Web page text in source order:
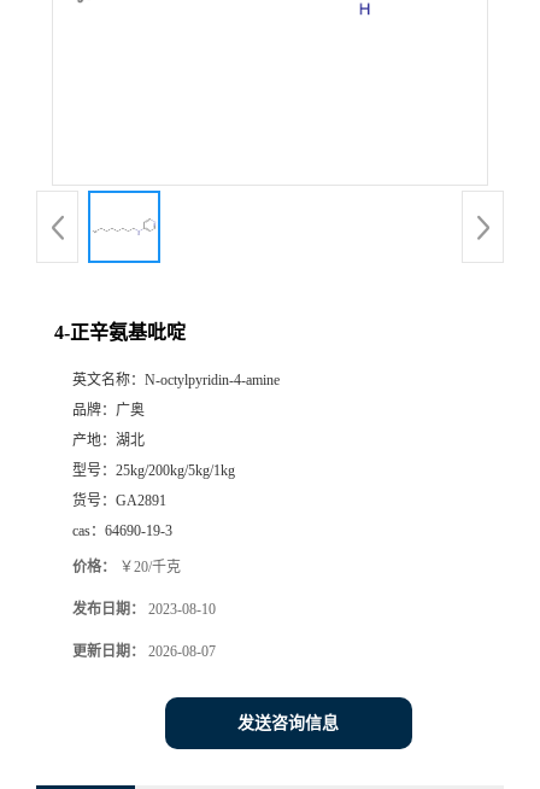
4-正辛氨基吡啶
英文名称： N-octylpyridin-4-amine
品牌： 广奥
产地： 湖北
型号： 25kg/200kg/5kg/1kg
货号： GA2891
cas： 64690-19-3
价格： ￥20/千克
发布日期： 2023-08-10
更新日期： 2026-08-07
发送咨询信息